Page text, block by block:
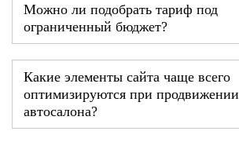
Можно ли подобрать тариф под
ограниченный бюджет?
Какие элементы сайта чаще всего
оптимизируются при продвижении
автосалона?